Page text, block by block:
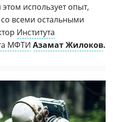
использует опыт,
всеми остальными
Института
МФТИ Азамат Жилоков.